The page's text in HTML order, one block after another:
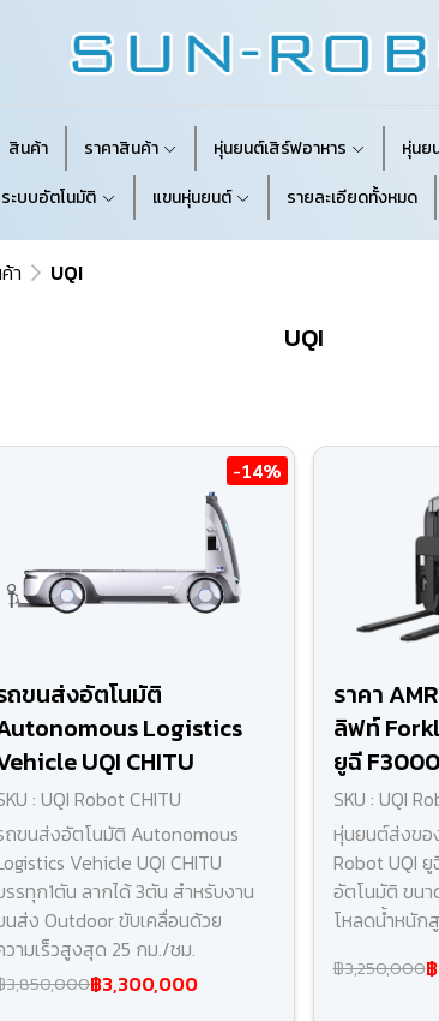
สินค้า ราคาสินค้า หุ่นยนต์เสิร์ฟอาหาร หุ่นย
ระบบอัตโนมัติ แขนหุ่นยนต์ รายละเอียดทั้งหมด
า UQI
UQI
-14%
ถขนส่งอัตโนมัติ
Logistics
UQI CHITU
: UQI Robot CHITU
ถขนส่งอัตโนมัติ Autonomous
Vehicle UQI CHITU
รรทุก1ตัน ลากได้ 3ตัน สำหรับงาน
นส่ง Outdoor ขับเคลื่อนด้วย
วามเร็วสูงสุด 25 กม./ชม.
3,850,000฿3,300,000
ราคา
ลิฟท์
ยูฉี F3000
SKU : UQI
หุ่นยนต์ส่งข
Robot UQI
อัตโนมัติ ขนา
โหลดน้ำหนัก
฿3,250,000